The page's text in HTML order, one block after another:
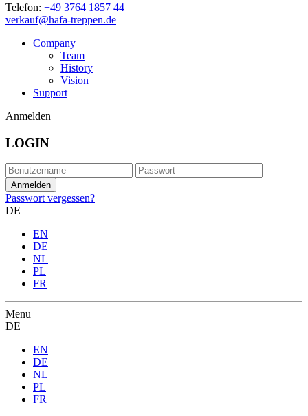
Telefon: +49 3764 1857 44
verkauf@hafa-treppen.de
Company
Team
History
Vision
Support
Anmelden
LOGIN
Passwort vergessen?
DE
EN
DE
NL
PL
FR
Menu
DE
EN
DE
NL
PL
FR